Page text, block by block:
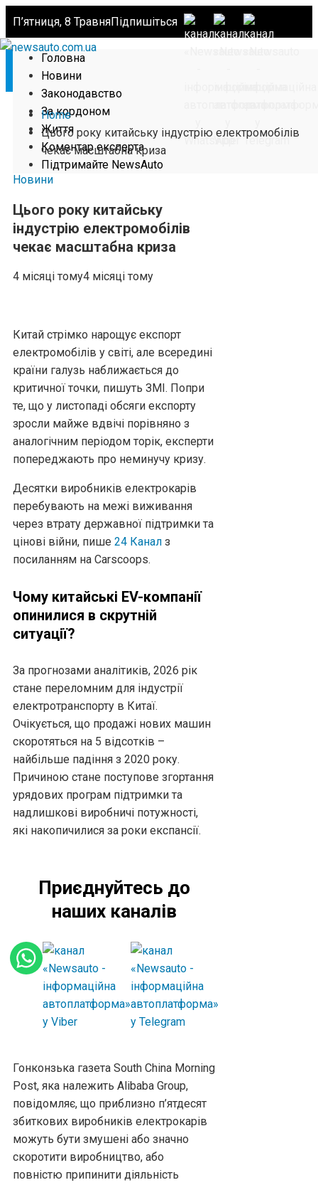
П’ятниця, 8 ТравняПідпишіться
Головна
Новини
Законодавство
За кордоном
Життя
Коментар експерта
Підтримайте NewsAuto
Home
Цього року китайську індустрію електромобілів
чекає масштабна криза
Новини
Цього року китайську
індустрію електромобілів
чекає масштабна криза
4 місяці тому4 місяці тому
Китай стрімко нарощує експорт
електромобілів у світі, але всередині
країни галузь наближається до
критичної точки, пишуть ЗМІ. Попри
те, що у листопаді обсяги експорту
зросли майже вдвічі порівняно з
аналогічним періодом торік, експерти
попереджають про неминучу кризу.
Десятки виробників електрокарів
перебувають на межі виживання
через втрату державної підтримки та
цінові війни, пише 24 Канал з
посиланням на Carscoops.
Чому китайські EV-компанії
опинилися в скрутній
ситуації?
За прогнозами аналітиків, 2026 рік
стане переломним для індустрії
електротранспорту в Китаї.
Очікується, що продажі нових машин
скоротяться на 5 відсотків –
найбільше падіння з 2020 року.
Причиною стане поступове згортання
урядових програм підтримки та
надлишкові виробничі потужності,
які накопичилися за роки експансії.
Приєднуйтесь до
наших каналів
Гонконзька газета South China Morning
Post, яка належить Alibaba Group,
повідомляє, що приблизно п’ятдесят
збиткових виробників електрокарів
можуть бути змушені або значно
скоротити виробництво, або
повністю припинити діяльність